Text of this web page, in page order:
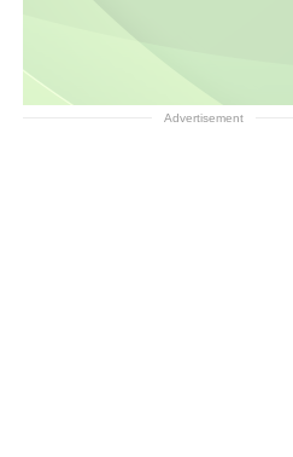
Advertisement